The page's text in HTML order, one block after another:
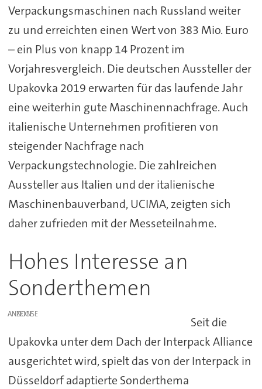
Verpackungsmaschinen nach Russland weiter
zu und erreichten einen Wert von 383 Mio. Euro
– ein Plus von knapp 14 Prozent im
Vorjahresvergleich. Die deutschen Aussteller der
Upakovka 2019 erwarten für das laufende Jahr
eine weiterhin gute Maschinennachfrage. Auch
italienische Unternehmen profitieren von
steigender Nachfrage nach
Verpackungstechnologie. Die zahlreichen
Aussteller aus Italien und der italienische
Maschinenbauverband, UCIMA, zeigten sich
daher zufrieden mit der Messeteilnahme.
Hohes Interesse an
Sonderthemen
ANZEIGE
Seit die
Upakovka unter dem Dach der Interpack Alliance
ausgerichtet wird, spielt das von der Interpack in
Düsseldorf adaptierte Sonderthema